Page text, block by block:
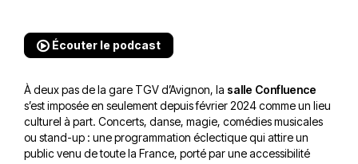
Écouter le podcast
À deux pas de la gare TGV d’Avignon, la salle Confluence
s’est imposée en seulement depuis février 2024 comme un lieu
culturel à part. Concerts, danse, magie, comédies musicales
ou stand-up : une programmation éclectique qui attire un
public venu de toute la France, porté par une accessibilité